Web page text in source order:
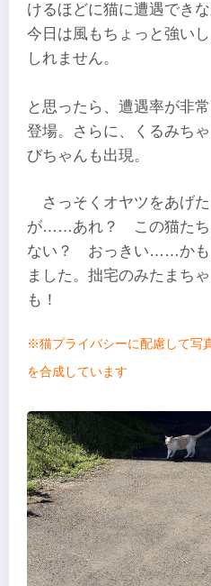
けるほどに猫に遭遇でき
今日は風もちょっと強い
しれません。
と思ったら、遭遇率が非
登場。さらに、くるみち
びちゃんも出現。
さっそくオヤツをあげ
が……あれ？ この猫たち
ない？ おっきい……かも
ました。拙宅のみたまち
も！
※猫プライバシーに配慮して写
を合成しています